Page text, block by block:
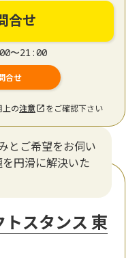
合せ
〜21:00
合せ
上の注意 をご確認下さい
とご希望をお伺い
円滑に解決いた
スタンス 東